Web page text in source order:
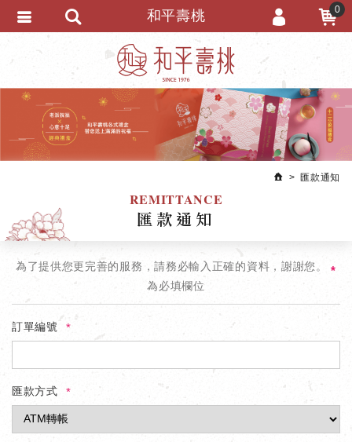
匯款通知
REMITTANCE
匯款通知
為了提供您更完善的服務，請務必輸入正確的資料，謝謝您。*
為必填欄位
訂單編號
匯款方式
和平壽桃 0
會員登入
會員註冊
忘記密碼
訂單查詢
追蹤清單
匯款通知
繁體中文